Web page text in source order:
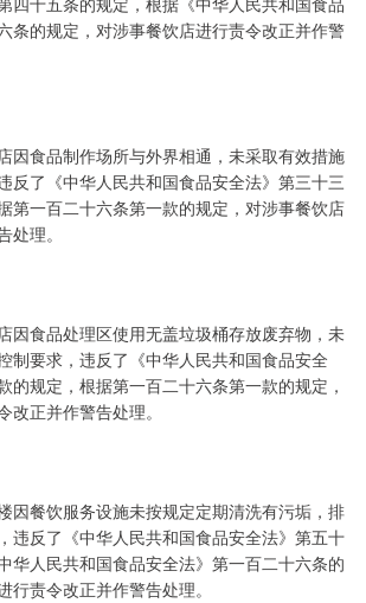
条的规定，对涉事餐饮店进行责令改正并作警
因食品制作场所与外界相通，未采取有效措施
反了《中华人民共和国食品安全法》第三十三
第一百二十六条第一款的规定，对涉事餐饮店
处理。
因食品处理区使用无盖垃圾桶存放废弃物，未
制要求，违反了《中华人民共和国食品安全
的规定，根据第一百二十六条第一款的规定，
改正并作警告处理。
因餐饮服务设施未按规定定期清洗有污垢，排
违反了《中华人民共和国食品安全法》第五十
华人民共和国食品安全法》第一百二十六条的
行责令改正并作警告处理。